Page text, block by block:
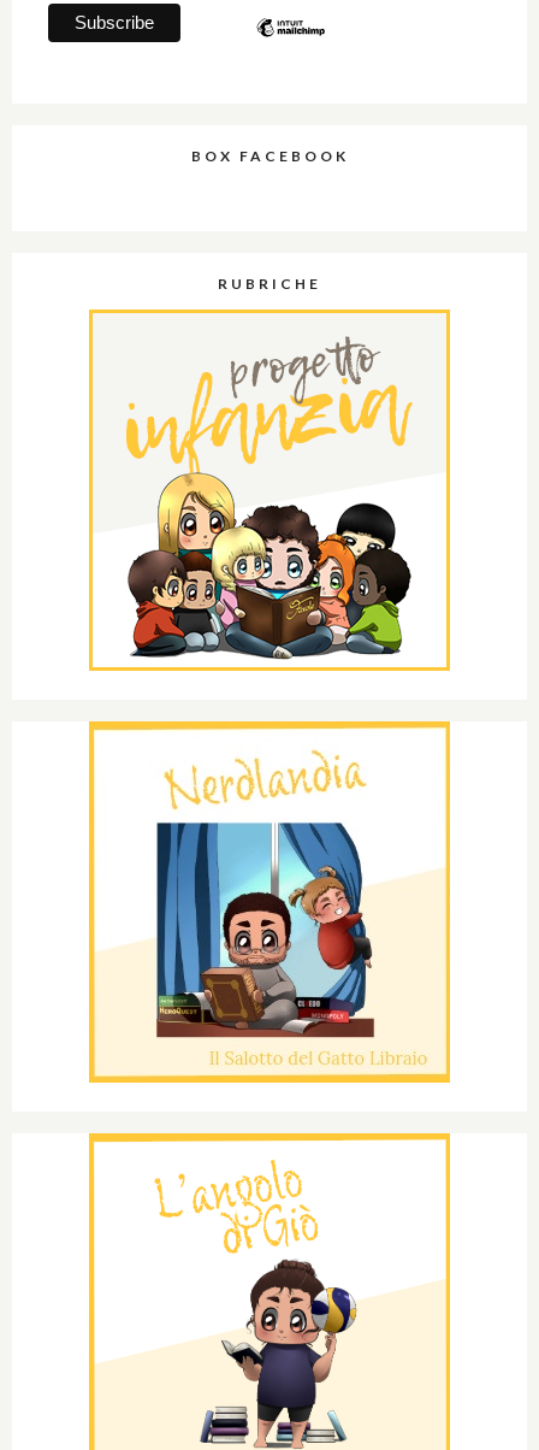
BOX FACEBOOK
RUBRICHE